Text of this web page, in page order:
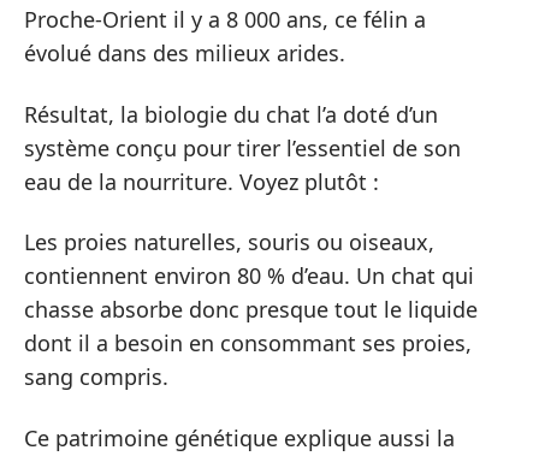
Proche-Orient il y a 8 000 ans, ce félin a
évolué dans des milieux arides.
Résultat, la biologie du chat l’a doté d’un
système conçu pour tirer l’essentiel de son
eau de la nourriture. Voyez plutôt :
Les proies naturelles, souris ou oiseaux,
contiennent environ 80 % d’eau. Un chat qui
chasse absorbe donc presque tout le liquide
dont il a besoin en consommant ses proies,
sang compris.
Ce patrimoine génétique explique aussi la